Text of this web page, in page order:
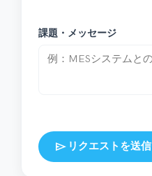
課題・メッセージ
send リクエストを送信